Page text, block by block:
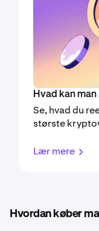
Hvad kan
Se, hvad du
største
Lær mere
Hvordan køber